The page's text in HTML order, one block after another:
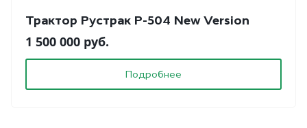
Трактор Рустрак Р-504 New Version
1 500 000 руб.
Подробнее